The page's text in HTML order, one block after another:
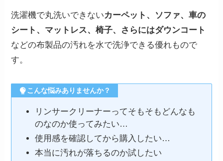
洗濯機で丸洗いできないカーペット、ソファ、車の
シート、マットレス、椅子、さらにはダウンコート
などの布製品の汚れを水で洗浄できる優れもので
す。
こんな悩みありませんか？
リンサークリーナーってそもそもどんなも
のなのか使ってみたい…
使用感を確認してから購入したい…
本当に汚れが落ちるのか試したい